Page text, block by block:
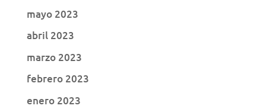
mayo 2023
abril 2023
marzo 2023
febrero 2023
enero 2023